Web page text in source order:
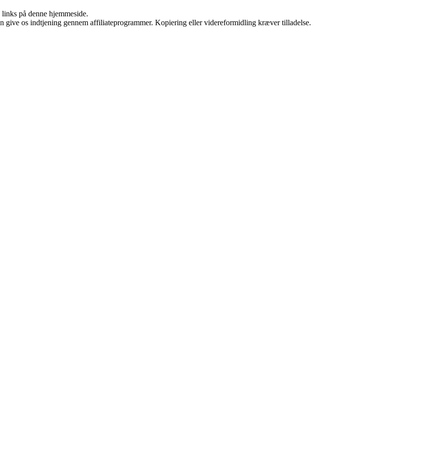
på denne hjemmeside.
os indtjening gennem affiliateprogrammer. Kopiering eller videreformidling kræver tilladelse.